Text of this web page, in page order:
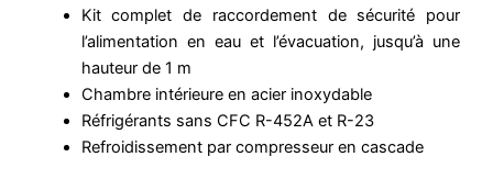
Kit complet de raccordement de sécurité pour
l’alimentation en eau et l’évacuation, jusqu’à une
hauteur de 1 m
Chambre intérieure en acier inoxydable
Réfrigérants sans CFC R-452A et R-23
Refroidissement par compresseur en cascade